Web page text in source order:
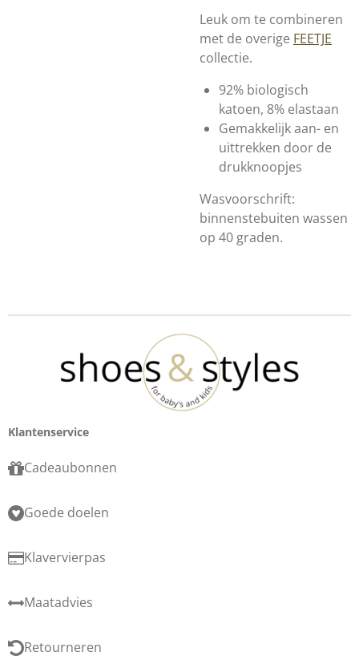
Leuk om te combineren
met de overige FEETJE
collectie.
92% biologisch
katoen, 8% elastaan
Gemakkelijk aan- en
uittrekken door de
drukknoopjes
Wasvoorschrift:
binnenstebuiten wassen
op 40 graden.
Klantenservice
Cadeaubonnen
Goede doelen
Klavervierpas
Maatadvies
Retourneren